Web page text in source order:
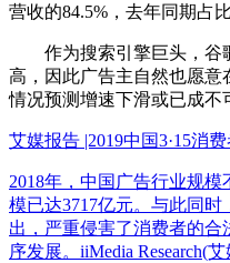
营收的84.5%，去年同期占比
作为搜索引擎巨头，谷
高，因此广告主自然也愿
情况预测增速下滑或已成不
艾媒报告 |2019中国3·15消
2018年，中国广告行业规
模已达3717亿元。与此同
出，严重侵害了消费者的
序发展。iiMedia Research(